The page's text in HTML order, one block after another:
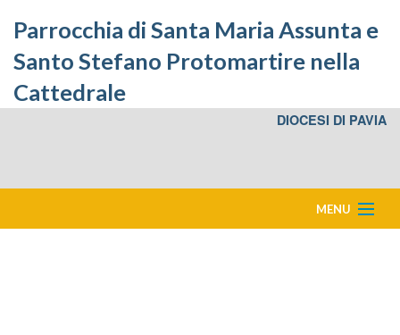
Parrocchia di Santa Maria Assunta e
Santo Stefano Protomartire nella
Cattedrale
DIOCESI DI PAVIA
MENU